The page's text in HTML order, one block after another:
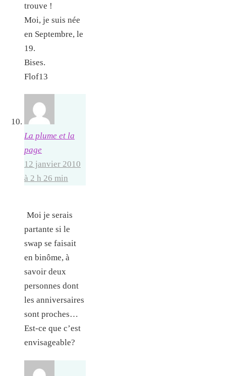
trouve !
Moi, je suis née
en Septembre, le
19.
Bises.
Flof13
La plume et la
page
12 janvier 2010
à 2 h 26 min
Moi je serais
partante si le
swap se faisait
en binôme, à
savoir deux
personnes dont
les anniversaires
sont proches…
Est-ce que c’est
envisageable?